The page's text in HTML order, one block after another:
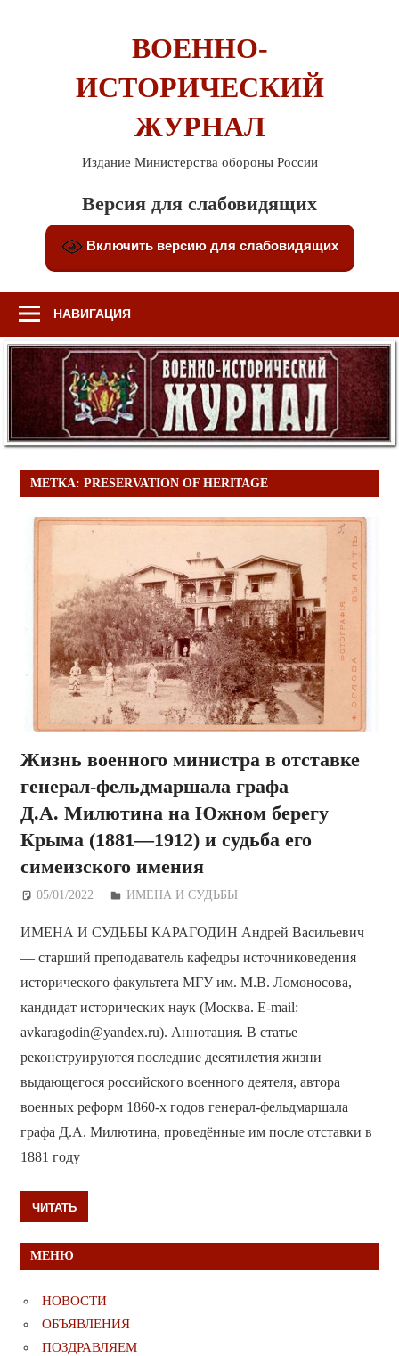
ВОЕННО-
ИСТОРИЧЕСКИЙ
ЖУРНАЛ
Издание Министерства обороны России
Версия для слабовидящих
Включить версию для слабовидящих
НАВИГАЦИЯ
МЕТКА: PRESERVATION OF HERITAGE
Жизнь военного министра в отставке
генерал-фельдмаршала графа
Д.А. Милютина на Южном берегу
Крыма (1881—1912) и судьба его
симеизского имения
05/01/2022 Дежурный по Редакции
ИМЕНА И СУДЬБЫ
ИМЕНА И СУДЬБЫ КАРАГОДИН Андрей Васильевич
— старший преподаватель кафедры источниковедения
исторического факультета МГУ им. М.В. Ломоносова,
кандидат исторических наук (Москва. E-mail:
avkaragodin@yandex.ru). Аннотация. В статье
реконструируются последние десятилетия жизни
выдающегося российского военного деятеля, автора
военных реформ 1860-х годов генерал-фельдмаршала
графа Д.А. Милютина, проведённые им после отставки в
1881 году
ЧИТАТЬ
МЕНЮ
НОВОСТИ
ОБЪЯВЛЕНИЯ
ПОЗДРАВЛЯЕМ